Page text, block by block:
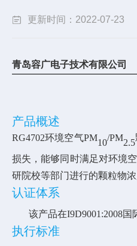
更新时间：2022-07-23
青岛容广电子技术有限公司
产品概述
RG4702环境空气PM10/PM2 5
损失，能够同时满足对环境
研院校等部门进行的颗粒物浓
认证体系
该产品在I9D9001 :2008国
执行标准